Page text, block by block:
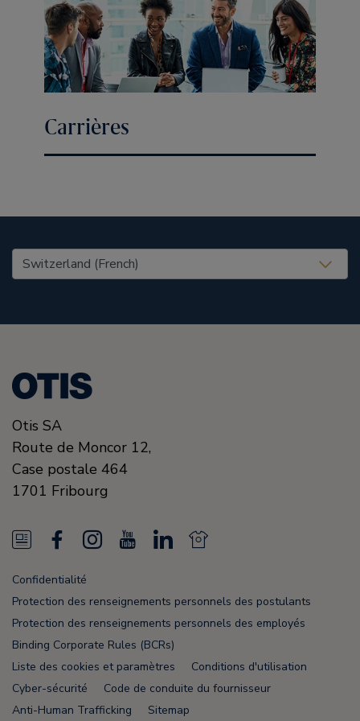
Carrières
United States (EN)
Otis SA
Route de Moncor 12,
Case postale 464
1701 Fribourg
N
e
w
s
F
e
e
a
c
e
b
o
o
I
s
t
a
g
r
u
T
u
b
L
n
k
e
d
i
N
w
s
F
e
Confidentialité
Protection des renseignements personnels des postulants
Protection des renseignements personnels des employés
Binding Corporate Rules (BCRs)
Liste des cookies et paramètres
Conditions d'utilisation
Cyber-sécurité
Code de conduite du fournisseur
Anti-Human Trafficking
Sitemap